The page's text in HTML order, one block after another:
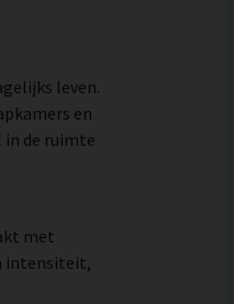
leven.
en
de ruimte
met
intensiteit,